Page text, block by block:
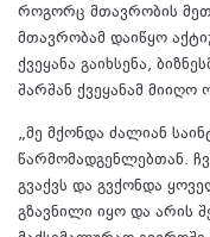
როგორც მთავრობის
მთავრობამ დაიწყო
ქვეყანა გაიხსენა,
შარშან ქვეყანამ
„მე მქონდა ძალიან
წარმომადგენლებთან.
გვაქვს და გვქონდა
გზავნილი იყო და არის